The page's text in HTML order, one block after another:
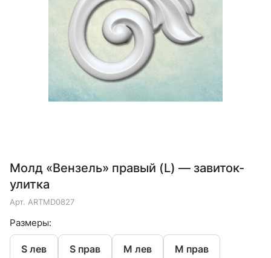
Молд «Вензель» правый (L) — завиток-
улитка
Арт. ARTMD0827
Размеры:
S лев S прав M лев M прав